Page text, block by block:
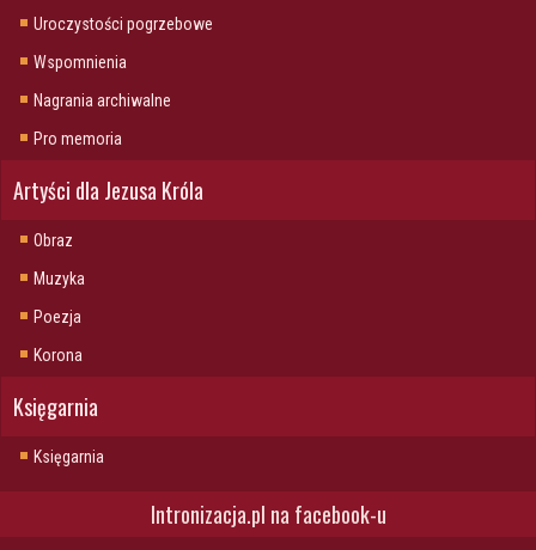
Uroczystości pogrzebowe
Wspomnienia
Nagrania archiwalne
Pro memoria
Artyści dla Jezusa Króla
Obraz
Muzyka
Poezja
Korona
Księgarnia
Księgarnia
Intronizacja.pl na facebook-u